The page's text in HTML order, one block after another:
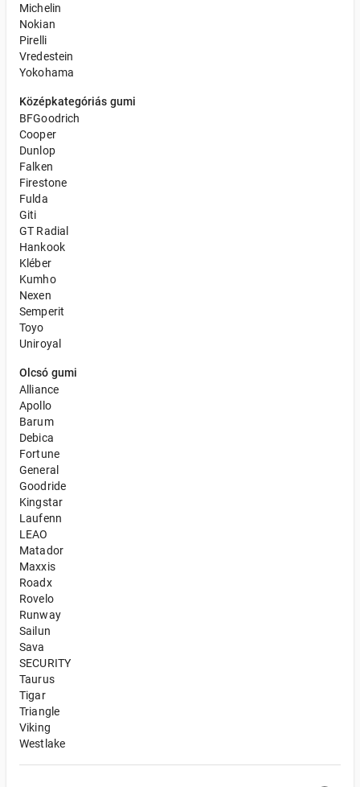
Michelin
Nokian
Pirelli
Vredestein
Yokohama
Középkategóriás gumi
BFGoodrich
Cooper
Dunlop
Falken
Firestone
Fulda
Giti
GT Radial
Hankook
Kléber
Kumho
Nexen
Semperit
Toyo
Uniroyal
Olcsó gumi
Alliance
Apollo
Barum
Debica
Fortune
General
Goodride
Kingstar
Laufenn
LEAO
Matador
Maxxis
Roadx
Rovelo
Runway
Sailun
Sava
SECURITY
Taurus
Tigar
Triangle
Viking
Westlake